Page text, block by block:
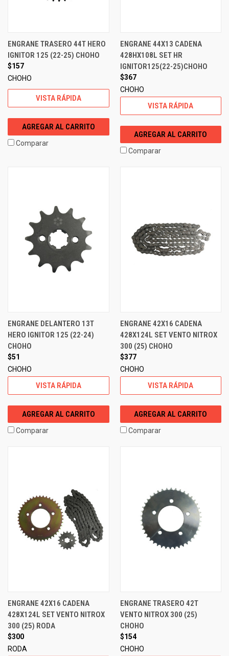
ENGRANE TRASERO 44T HERO
IGNITOR 125 (22-25) CHOHO
$157
CHOHO
VISTA RÁPIDA
AGREGAR AL CARRITO
Comparar
ENGRANE 44X13 CADENA
428HX108L SET HR
IGNITOR125(22-25)CHOHO
$367
CHOHO
VISTA RÁPIDA
AGREGAR AL CARRITO
Comparar
ENGRANE DELANTERO 13T
HERO IGNITOR 125 (22-24)
CHOHO
$51
CHOHO
VISTA RÁPIDA
AGREGAR AL CARRITO
Comparar
ENGRANE 42X16 CADENA
428X124L SET VENTO NITROX
300 (25) CHOHO
$377
CHOHO
VISTA RÁPIDA
AGREGAR AL CARRITO
Comparar
ENGRANE 42X16 CADENA
428X124L SET VENTO NITROX
300 (25) RODA
$300
RODA
ENGRANE TRASERO 42T
VENTO NITROX 300 (25)
CHOHO
$154
CHOHO